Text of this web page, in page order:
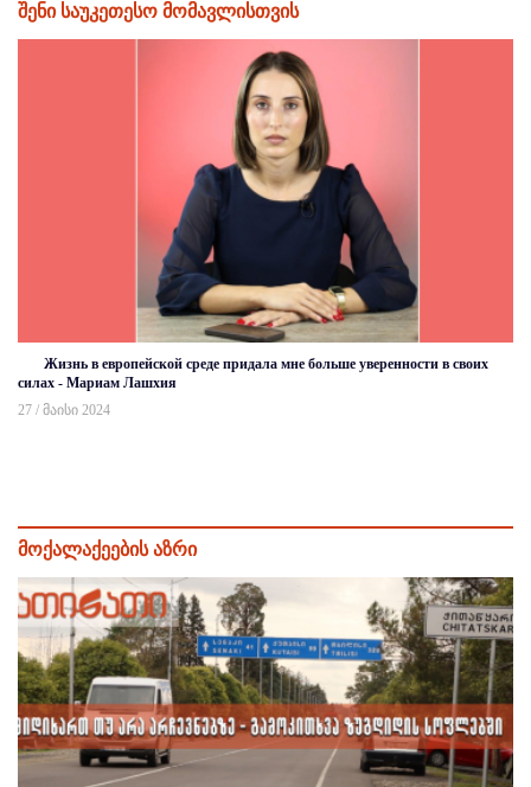
შენი საუკეთესო მომავლისთვის
Жизнь в европейской среде придала мне больше уверенности в своих
силах - Мариам Лашхия
27 / მაისი 2024
მოქალაქეების აზრი